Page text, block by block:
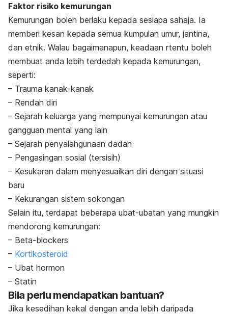
Faktor risiko kemurungan
Kemurungan boleh berlaku kepada sesiapa sahaja. Ia
memberi kesan kepada semua kumpulan umur, jantina,
dan etnik. Walau bagaimanapun, keadaan rtentu boleh
membuat anda lebih terdedah kepada kemurungan,
seperti:
– Trauma kanak-kanak
– Rendah diri
– Sejarah keluarga yang mempunyai kemurungan atau
gangguan mental yang lain
– Sejarah penyalahgunaan dadah
– Pengasingan sosial (tersisih)
– Kesukaran dalam menyesuaikan diri dengan situasi
baru
– Kekurangan sistem sokongan
Selain itu, terdapat beberapa ubat-ubatan yang mungkin
mendorong kemurungan:
– Beta-blockers
– Kortikosteroid
– Ubat hormon
– Statin
Bila perlu mendapatkan bantuan?
Jika kesedihan kekal dengan anda lebih daripada